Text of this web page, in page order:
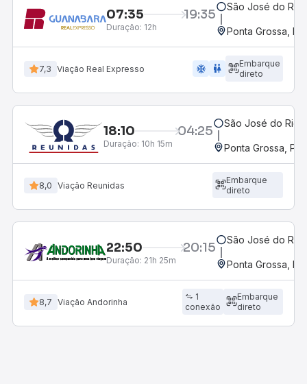
07:35 19:35
Duração: 12h
São José do Rio
Ponta Grossa,
7,3 Viação Real Expresso ac_unit wc
Embarque
direto
18:10 04:25
Duração: 10h 15m
São José do Rio
Ponta Grossa,
8,0 Viação Reunidas
Embarque
direto
22:50 20:15
Duração: 21h 25m
São José do Rio
Ponta Grossa,
8,7 Viação Andorinha
1
conexão
Embarque
direto